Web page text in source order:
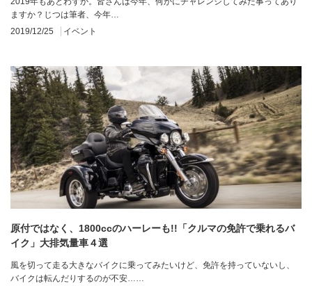
ますか？じつは筆者、今年…
2019/12/25
イベント
原付ではなく、1800ccのハーレーも!!「クルマの免許で乗れるバ
イク」大排気量車４選
風を切って走る大きなバイクに乗ってみたいけど、免許を持っていないし、
バイクは転んだりするのが不安……